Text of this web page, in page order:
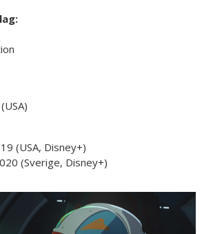
(USA, Disney+)
(Sverige, Disney+)